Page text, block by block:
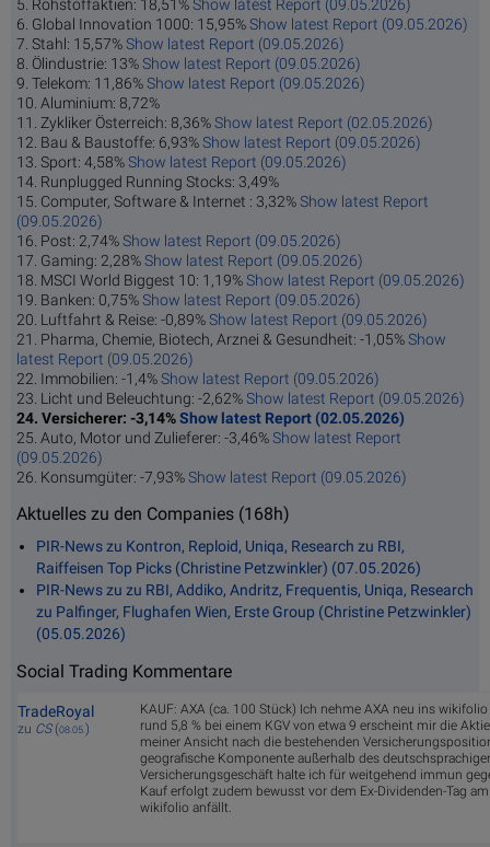
5. Rohstoffaktien: 18,51%Show latest Report (09.05.2026)
6. Global Innovation 1000: 15,95%Show latest Report (09.05.2026)
7. Stahl: 15,57%Show latest Report (09.05.2026)
8. Ölindustrie: 13%Show latest Report (09.05.2026)
9. Telekom: 11,86%Show latest Report (09.05.2026)
10. Aluminium: 8,72%
11. Zykliker Österreich: 8,36%Show latest Report (02.05.2026)
12. Bau & Baustoffe: 6,93%Show latest Report (09.05.2026)
13. Sport: 4,58%Show latest Report (09.05.2026)
14. Runplugged Running Stocks: 3,49%
15. Computer, Software & Internet : 3,32%Show latest Report
(09.05.2026)
16. Post: 2,74%Show latest Report (09.05.2026)
17. Gaming: 2,28%Show latest Report (09.05.2026)
18. MSCI World Biggest 10: 1,19%Show latest Report (09.05.2026)
19. Banken: 0,75%Show latest Report (09.05.2026)
20. Luftfahrt & Reise: -0,89%Show latest Report (09.05.2026)
21. Pharma, Chemie, Biotech, Arznei & Gesundheit: -1,05%Show
latest Report (09.05.2026)
22. Immobilien: -1,4%Show latest Report (09.05.2026)
23. Licht und Beleuchtung: -2,62%Show latest Report (09.05.2026)
24. Versicherer: -3,14%Show latest Report (02.05.2026)
25. Auto, Motor und Zulieferer: -3,46%Show latest Report
(09.05.2026)
26. Konsumgüter: -7,93%Show latest Report (09.05.2026)
Aktuelles zu den Companies (168h)
PIR-News zu Kontron, Reploid, Uniqa, Research zu RBI,
Raiffeisen Top Picks (Christine Petzwinkler) (07.05.2026)
PIR-News zu zu RBI, Addiko, Andritz, Frequentis, Uniqa, Research
zu Palfinger, Flughafen Wien, Erste Group (Christine Petzwinkler)
(05.05.2026)
Social Trading Kommentare
TradeRoyal
zu CS(08.05.)
KAUF: AXA (ca. 100 Stück) Ich nehme AXA neu ins
rund 5,8 % bei einem KGV von etwa 9 erscheint mir die
meiner Ansicht nach die bestehenden
geografische Komponente außerhalb des
Versicherungsgeschäft halte ich für weitgehend immun
Kauf erfolgt zudem bewusst vor dem Ex-Dividenden-Tag
wikifolio anfällt.